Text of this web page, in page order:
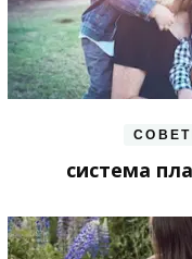
система